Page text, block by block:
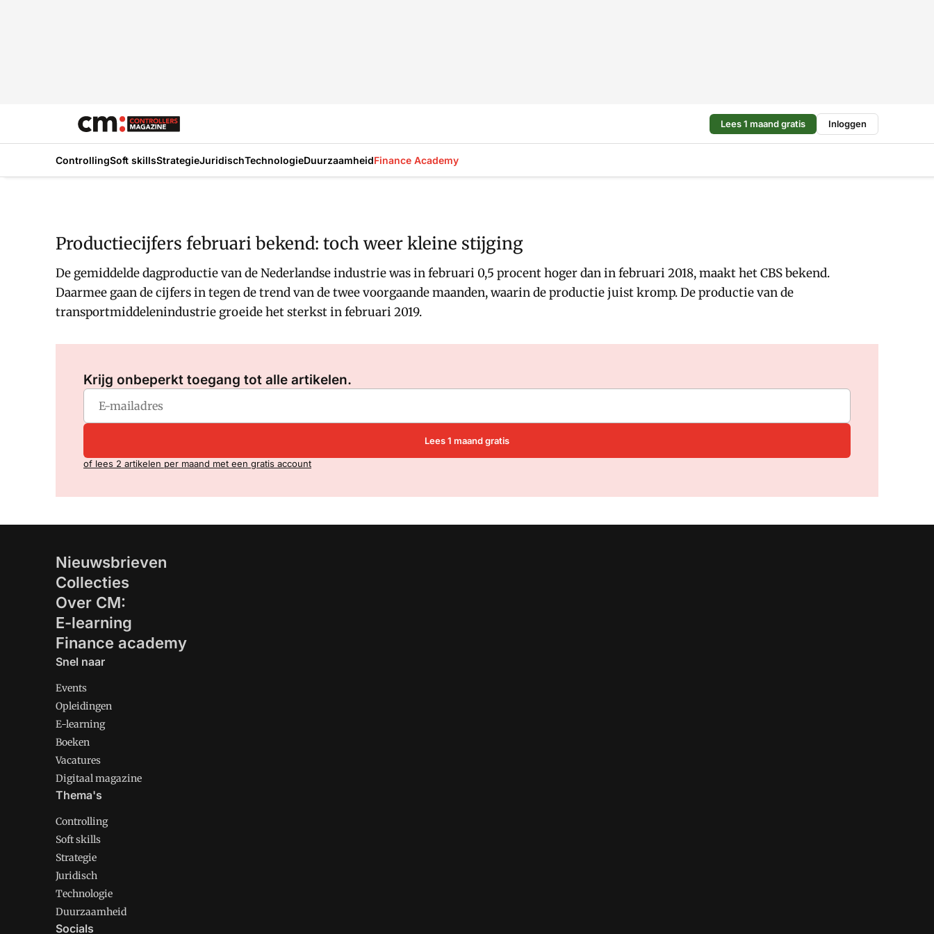
Lees 1 maand gratis Inloggen
ControllingSoft skillsStrategieJuridischTechnologieDuurzaamheidFinance Academy
Productiecijfers februari bekend: toch weer kleine stijging
De gemiddelde dagproductie van de Nederlandse industrie was in februari 0,5 procent hoger dan in februari 2018, maakt het CBS bekend.
Daarmee gaan de cijfers in tegen de trend van de twee voorgaande maanden, waarin de productie juist kromp. De productie van de
transportmiddelenindustrie groeide het sterkst in februari 2019.
Krijg onbeperkt toegang tot alle artikelen.
Lees 1 maand gratis
of lees 2 artikelen per maand met een gratis account
Nieuwsbrieven
Collecties
Over CM:
E-learning
Finance academy
Snel naar
Events
Opleidingen
E-learning
Boeken
Vacatures
Digitaal magazine
Thema's
Controlling
Soft skills
Strategie
Juridisch
Technologie
Duurzaamheid
Socials